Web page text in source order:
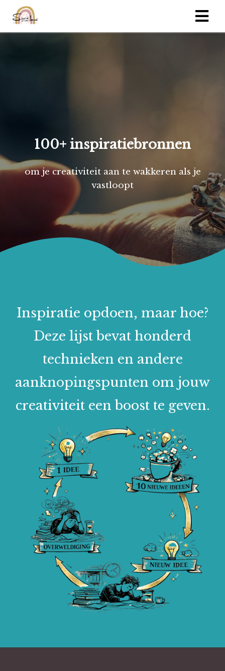
100+ inspiratiebronnen
om je creativiteit aan te wakkeren als je
vastloopt
Inspiratie opdoen, maar hoe?
Deze lijst bevat honderd
technieken en andere
aanknopingspunten om jouw
creativiteit een boost te geven.